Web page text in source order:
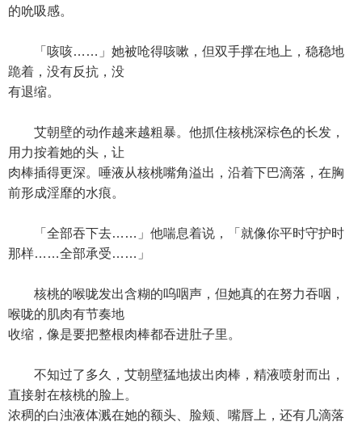
的吮吸感。
「咳咳……」她被呛得咳嗽，但双手撑在地上，稳稳地
跪着，没有反抗，没
有退缩。
艾朝壁的动作越来越粗暴。他抓住核桃深棕色的长发，
用力按着她的头，让
肉棒插得更深。唾液从核桃嘴角溢出，沿着下巴滴落，在胸
前形成淫靡的水痕。
「全部吞下去……」他喘息着说，「就像你平时守护时
那样……全部承受……」
核桃的喉咙发出含糊的呜咽声，但她真的在努力吞咽，
喉咙的肌肉有节奏地
收缩，像是要把整根肉棒都吞进肚子里。
不知过了多久，艾朝壁猛地拔出肉棒，精液喷射而出，
直接射在核桃的脸上。
浓稠的白浊液体溅在她的额头、脸颊、嘴唇上，还有几滴落